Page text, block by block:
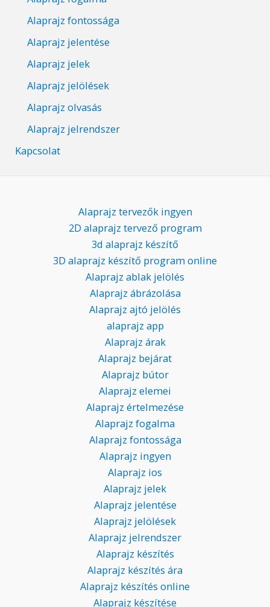
Alaprajz fontossága
Alaprajz jelentése
Alaprajz jelek
Alaprajz jelölések
Alaprajz olvasás
Alaprajz jelrendszer
Kapcsolat
Alaprajz tervezők ingyen
2D alaprajz tervező program
3d alaprajz készítő
3D alaprajz készítő program online
Alaprajz ablak jelölés
Alaprajz ábrázolása
Alaprajz ajtó jelölés
alaprajz app
Alaprajz árak
Alaprajz bejárat
Alaprajz bútor
Alaprajz elemei
Alaprajz értelmezése
Alaprajz fogalma
Alaprajz fontossága
Alaprajz ingyen
Alaprajz ios
Alaprajz jelek
Alaprajz jelentése
Alaprajz jelölések
Alaprajz jelrendszer
Alaprajz készítés
Alaprajz készítés ára
Alaprajz készítés online
Alaprajz készítése